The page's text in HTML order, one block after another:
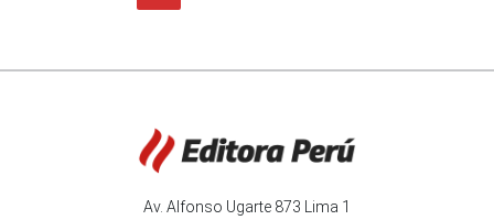
Av. Alfonso Ugarte 873 Lima 1